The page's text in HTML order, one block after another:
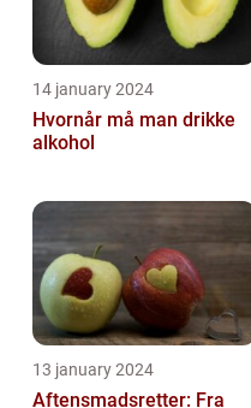
14 january 2024
Hvornår må man drikke
alkohol
13 january 2024
Aftensmadsretter: Fra